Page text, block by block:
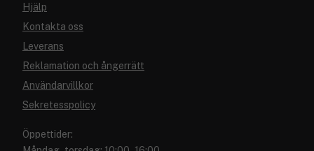
Hjälp
Kontakta oss
Leverans
Reklamation och ångerrätt
Användarvillkor
Sekretesspolicy
Öppettider: